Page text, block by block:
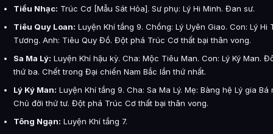
Tiều Nhạc: Trúc Cơ [Mẫu Sát Hỏa]. Sư phụ: Lý Hi Minh. Đan sư.
Tiêu Quy Loan: Luyện Khí tầng 9. Chồng: Lý Uyên Giao. Con: Lý Hi
Tương. Anh: Tiêu Quy Đồ. Đột phá Trúc Cơ thất bại thân vong.
Sa Ma Lý: Luyện Khí hậu kỳ. Cha: Mộc Tiêu Man. Con: Lý Ký Man.
thứ ba. Chết trong Đại chiến Nam Bắc lần thứ nhất.
Lý Ký Man: Luyện Khí tầng 9. Cha: Sa Ma Lý. Mẹ: Bàng hệ Lý gia
Chủ đời thứ tư. Đột phá Trúc Cơ thất bại thân vong.
Tông Ngạn: Luyện Khí tầng 7.